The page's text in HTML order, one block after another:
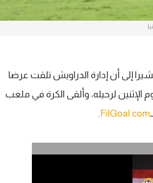
إلى أن إدارة الدراويش تلقت عرضا
لرحيله، وألقى الكرة في ملعب
FilGoal.com
.